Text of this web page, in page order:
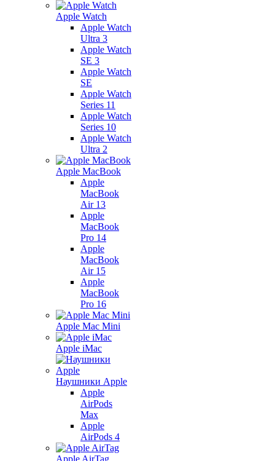
Apple Watch
Apple Watch
Ultra 3
Apple Watch
SE 3
Apple Watch
SE
Apple Watch
Series 11
Apple Watch
Series 10
Apple Watch
Ultra 2
Apple MacBook
Apple
MacBook
Air 13
Apple
MacBook
Pro 14
Apple
MacBook
Air 15
Apple
MacBook
Pro 16
Apple Mac Mini
Apple iMac
Наушники Apple
Apple
AirPods
Max
Apple
AirPods 4
Apple AirTag